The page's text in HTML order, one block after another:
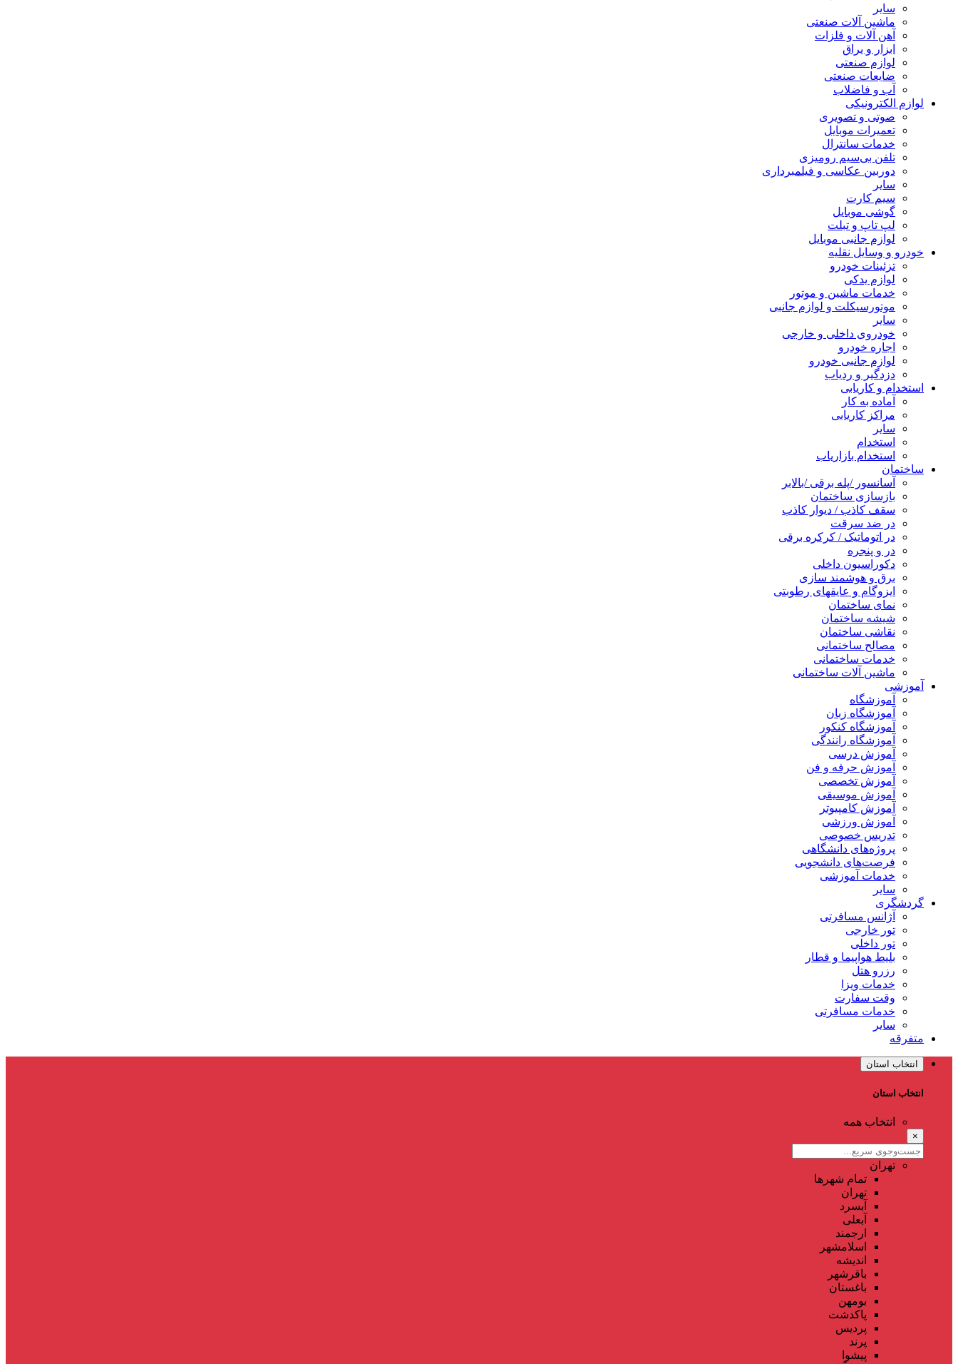
سایر
ماشین آلات صنعتی
آهن آلات و فلزات
ابزار و یراق
لوازم صنعتی
ضایعات صنعتی
آب و فاضلاب
لوازم الکترونیکی
صوتی و تصویری
تعمیرات موبایل
خدمات سانترال
تلفن بی‌سیم رومیزی
دوربین عکاسی و فیلمبرداری
سایر
سیم کارت
گوشی موبایل
لپ تاپ و تبلت
لوازم جانبی موبایل
خودرو و وسایل نقلیه
تزئینات خودرو
لوازم یدکی
خدمات ماشین و موتور
موتورسیکلت و لوازم جانبی
سایر
خودروی داخلی و خارجی
اجاره خودرو
لوازم جانبی خودرو
دزدگیر و ردیاب
استخدام و کاریابی
آماده به کار
مراکز کاریابی
سایر
استخدام
استخدام بازاریاب
ساختمان
آسانسور /پله برقی /بالابر
بازسازی ساختمان
سقف کاذب / دیوار کاذب
در ضد سرقت
در اتوماتیک / کرکره برقی
در و پنجره
دکوراسیون داخلی
برق و هوشمند سازی
ایزوگام و عایقهای رطوبتی
نمای ساختمان
شیشه ساختمان
نقاشی ساختمان
مصالح ساختمانی
خدمات ساختمانی
ماشین آلات ساختمانی
آموزشی
آموزشگاه
آموزشگاه زبان
آموزشگاه کنکور
آموزشگاه رانندگی
آموزش درسی
آموزش حرفه و فن
آموزش تخصصی
آموزش موسیقی
آموزش کامپیوتر
آموزش ورزشی
تدریس خصوصی
پروژه‌های دانشگاهی
فرصت‌های دانشجویی
خدمات آموزشی
سایر
گردشگری
آژانس مسافرتی
تور خارجی
تور داخلی
بلیط هواپیما و قطار
رزرو هتل
خدمات ویزا
وقت سفارت
خدمات مسافرتی
سایر
متفرقه
انتخاب استان
انتخاب استان
انتخاب همه
×
تهران
تمام شهر‌ها
تهران
آبسرد
آبعلی
ارجمند
اسلامشهر
اندیشه
باقرشهر
باغستان
بومهن
پاکدشت
پردیس
پرند
پیشوا